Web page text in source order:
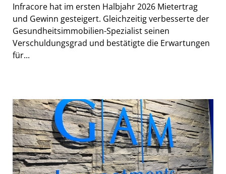
Infracore hat im ersten Halbjahr 2026 Mietertrag
und Gewinn gesteigert. Gleichzeitig verbesserte der
Gesundheitsimmobilien-Spezialist seinen
Verschuldungsgrad und bestätigte die Erwartungen
für...